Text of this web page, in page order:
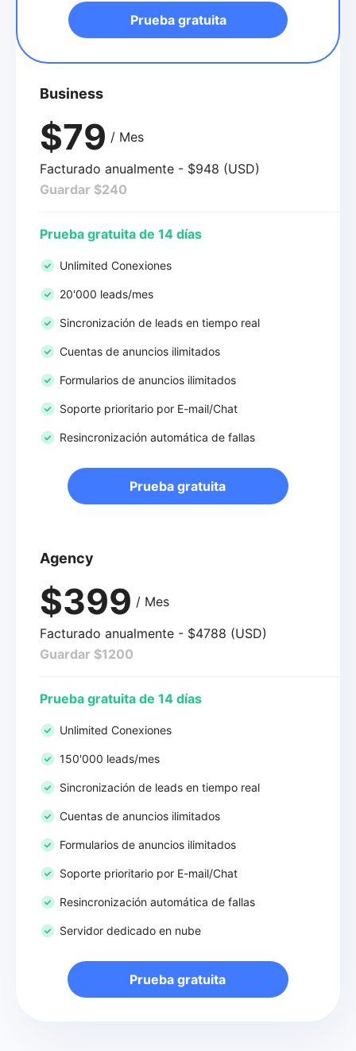
Prueba gratuita
Business
$79 / Mes
Facturado anualmente - $948 (USD)
Guardar $240
Prueba gratuita de 14 días
Unlimited Conexiones
20'000 leads/mes
Sincronización de leads en tiempo real
Cuentas de anuncios ilimitados
Formularios de anuncios ilimitados
Soporte prioritario por E-mail/Chat
Resincronización automática de fallas
Prueba gratuita
Agency
$399 / Mes
Facturado anualmente - $4788 (USD)
Guardar $1200
Prueba gratuita de 14 días
Unlimited Conexiones
150'000 leads/mes
Sincronización de leads en tiempo real
Cuentas de anuncios ilimitados
Formularios de anuncios ilimitados
Soporte prioritario por E-mail/Chat
Resincronización automática de fallas
Servidor dedicado en nube
Prueba gratuita